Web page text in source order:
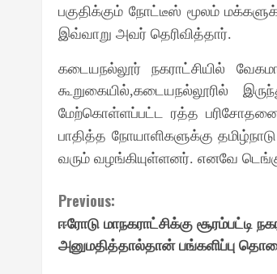
பகுதிக்கும் நோட்டீஸ் மூலம்
இவ்வாறு அவர் தெரிவித்தார்.
கடையநல்லூர் நகராட்சியில்
கூறுகையில்,கடையநல்லூரில்
மேற்கொள்ளப்பட்ட ரத்த
பாதித்த நோயாளிகளுக்கு
வரும் வழங்கியுள்ளனர். எனவே
Continue
Reading
Previous:
ஈரோடு மாநகராட்சிக்கு சூரம்பட்டி
அனுமதித்தால்தான் பங்களிப்பு